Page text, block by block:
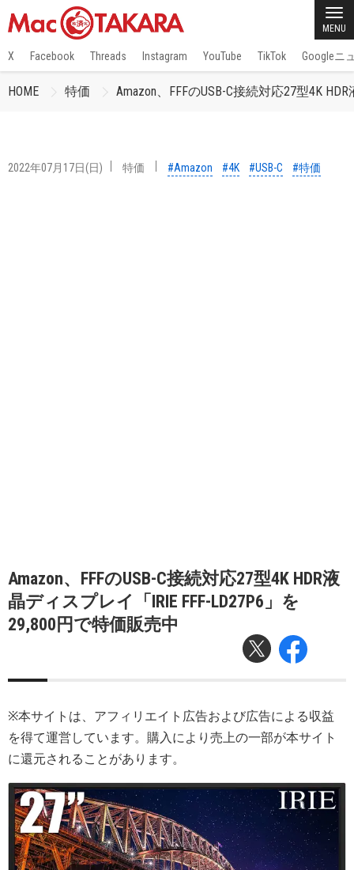
MENU
X Facebook Threads Instagram YouTube TikTok Googleニ
HOME 特価 Amazon、FFFのUSB-C接続対応27型4K
2022年07月17日(日) 特価 #Amazon #4K #USB-C #特価
Amazon、FFFのUSB-C接続対応27型4K HDR液
晶ディスプレイ「IRIE FFF-LD27P6」を
29,800円で特価販売中
※本サイトは、アフィリエイト広告および広告による収益
を得て運営しています。購入により売上の一部が本サイト
に還元されることがあります。